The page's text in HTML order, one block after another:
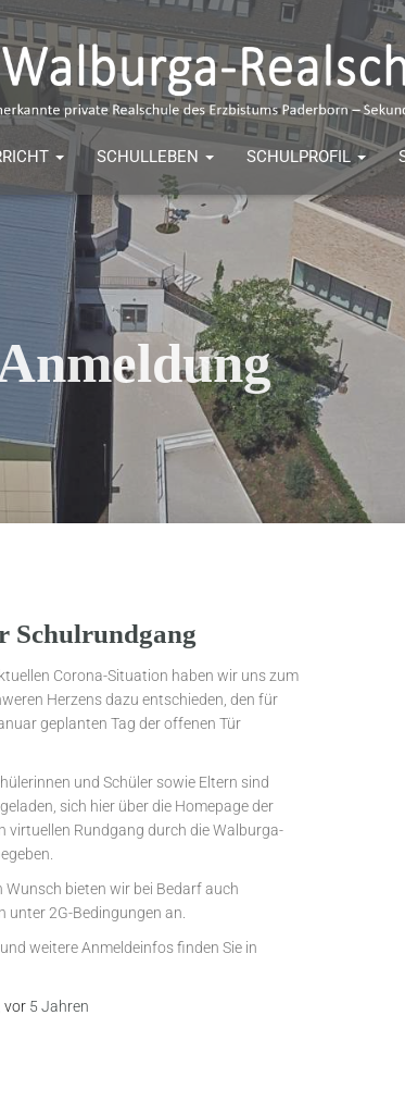
SCHULLEBEN SCHULPROFIL
Schulrundgang
Corona-Situation haben wir uns zum
Herzens dazu entschieden, den für
geplanten Tag der offenen Tür
und Schüler sowie Eltern sind
sich hier über die Homepage der
virtuellen Rundgang durch die Walburga-
Wunsch bieten wir bei Bedarf auch
unter 2G-Bedingungen an.
weitere Anmeldeinfos finden Sie in
, vor 5 Jahren